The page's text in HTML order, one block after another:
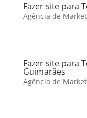
Fazer site para
Agência de
Fazer site para
Guimarães
Agência de